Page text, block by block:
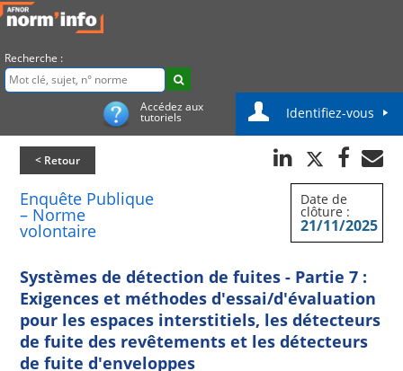
Recherche :
Accédez aux
tutoriels Identifiez-vous
< Retour
Enquête Publique
– Norme
volontaire
Date de
clôture :
21/11/2025
Systèmes de détection de fuites - Partie 7 :
Exigences et méthodes d'essai/d'évaluation
pour les espaces interstitiels, les détecteurs
de fuite des revêtements et les détecteurs
de fuite d'enveloppes